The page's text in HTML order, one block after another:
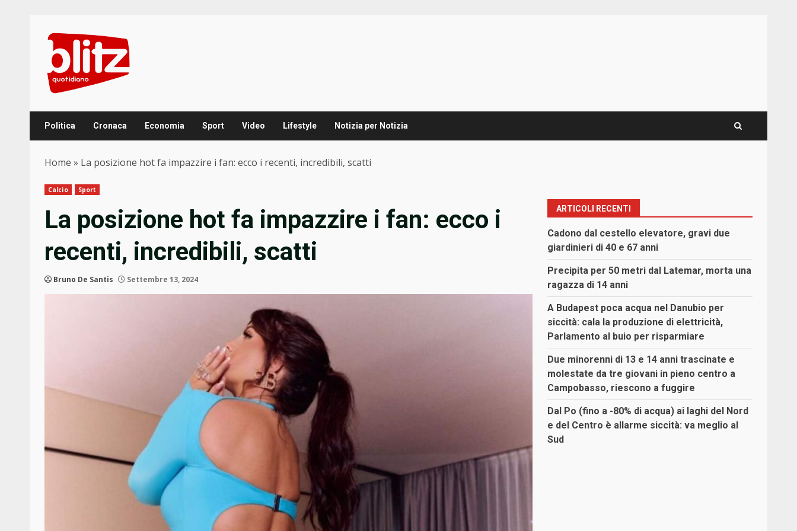
content
Politica Cronaca Economia Sport Video Lifestyle Notizia per Notizia
Home » La posizione hot fa impazzire i fan: ecco i recenti, incredibili, scatti
Calcio Sport
La posizione hot fa impazzire i fan: ecco i
recenti, incredibili, scatti
Bruno De Santis Settembre 13, 2024
ARTICOLI RECENTI
Cadono dal cestello elevatore, gravi due
giardinieri di 40 e 67 anni
Precipita per 50 metri dal Latemar, morta una
ragazza di 14 anni
A Budapest poca acqua nel Danubio per
siccità: cala la produzione di elettricità,
Parlamento al buio per risparmiare
Due minorenni di 13 e 14 anni trascinate e
molestate da tre giovani in pieno centro a
Campobasso, riescono a fuggire
Dal Po (fino a -80% di acqua) ai laghi del Nord
e del Centro è allarme siccità: va meglio al
Sud